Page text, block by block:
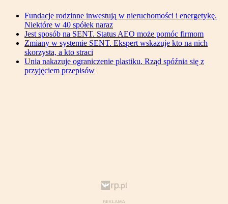
Fundacje rodzinne inwestują w nieruchomości i energetykę.
Niektóre w 40 spółek naraz
Jest sposób na SENT. Status AEO może pomóc firmom
Zmiany w systemie SENT. Ekspert wskazuje kto na nich
skorzysta, a kto straci
Unia nakazuje ograniczenie plastiku. Rząd spóźnia się z
przyjęciem przepisów